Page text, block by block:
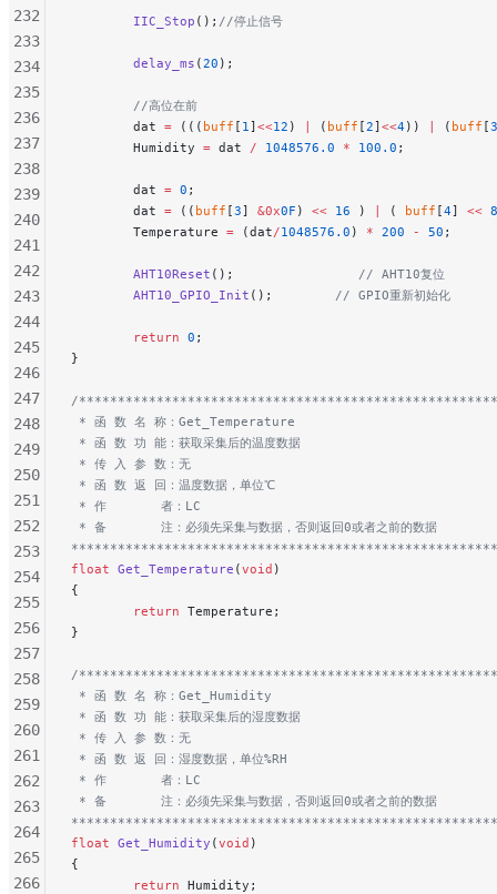
        IIC_Stop
(); //停止信号
        delay_ms
(20 );
        //高位在前
        dat
= ((( buff [ 1 ]<<12 ) | ( buff [2]<<4)) | ( buff [3
        Humidity
= dat / 1048576.0 * 100.0 ;
        dat
= 0 ;
        dat
= (( buff [3] &0x0F ) << 16 ) | ( buff [4] << 8
        Temperature
= (dat/1048576.0 ) * 200 - 50 ;
        AHT10Reset
();
                // AHT10复位
        AHT10_GPIO_Init
();
        // GPIO重新初始化
        return
0 ;
}
/
* 函 数 名 称：Get_Temperature
* 函 数 功 能：获取采集后的温度数据
* 传 入 参 数：无
* 函 数 返 回：温度数据，单位℃
* 作       者：LC
* 备       注：必须先采集与数据，否则返回0或者之前的数据
float Get_Temperature (void )
{
        return
Temperature;
}
/
* 函 数 名 称：Get_Humidity
* 函 数 功 能：获取采集后的湿度数据
* 传 入 参 数：无
* 函 数 返 回：湿度数据，单位%RH
* 作       者：LC
* 备       注：必须先采集与数据，否则返回0或者之前的数据
float Get_Humidity (void )
{
        return
Humidity;
232
233
234
235
236
237
238
239
240
241
242
243
244
245
246
247
248
249
250
251
252
253
254
255
256
257
258
259
260
261
262
263
264
265
266